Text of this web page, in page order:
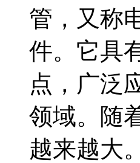
管，又称
件。它具
点，广泛
领域。随
越来越大